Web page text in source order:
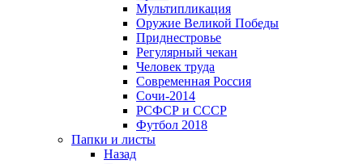
Мультипликация
Оружие Великой Победы
Приднестровье
Регулярный чекан
Человек труда
Современная Россия
Сочи-2014
РСФСР и СССР
Футбол 2018
Папки и листы
Назад